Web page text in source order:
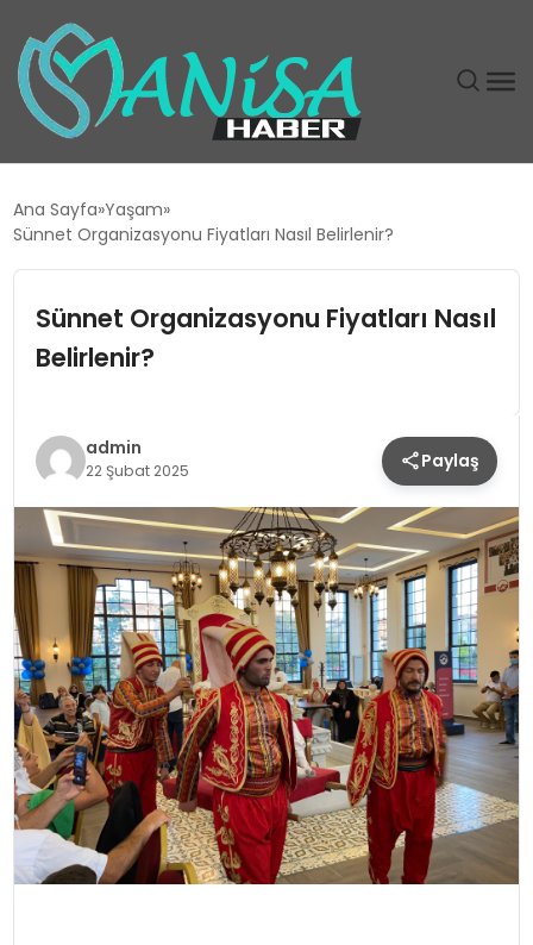
EKONOMI
MAGAZIN
SIYASET
SPOR
TEKNOLOJI
YAŞAM
Ana Sayfa Yaşam
Sünnet Organizasyonu Fiyatları Nasıl Belirlenir?
Sünnet Organizasyonu Fiyatları Nasıl
Belirlenir?
admin
22 Şubat 2025 Paylaş